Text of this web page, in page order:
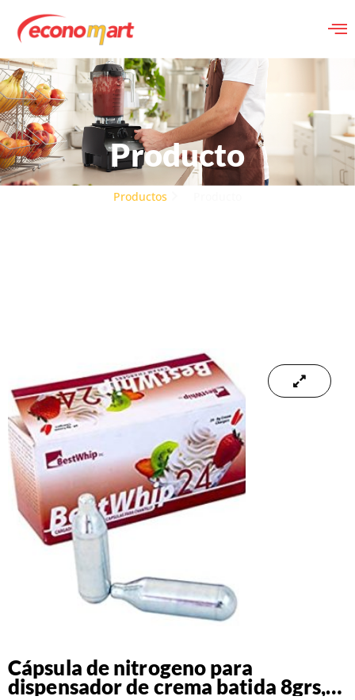
Producto
Productos
Cápsula de nitrogeno para
dispensador de crema batida 8grs,